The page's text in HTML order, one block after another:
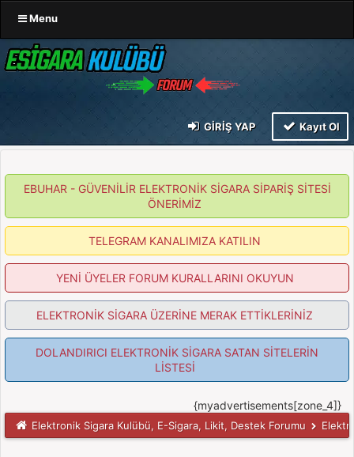
Menu
GIRIŞ YAP Kayıt Ol
EBUHAR - GÜVENİLİR ELEKTRONİK SİGARA SİPARİŞ SİTESİ
ÖNERİMİZ
TELEGRAM KANALIMIZA KATILIN
YENİ ÜYELER FORUM KURALLARINI OKUYUN
ELEKTRONİK SİGARA ÜZERİNE MERAK ETTİKLERİNİZ
DOLANDIRICI ELEKTRONİK SİGARA SATAN SİTELERİN
LİSTESİ
{myadvertisements[zone_4]}
Elektronik Sigara Kulübü, E-Sigara, Likit, Destek Forumu